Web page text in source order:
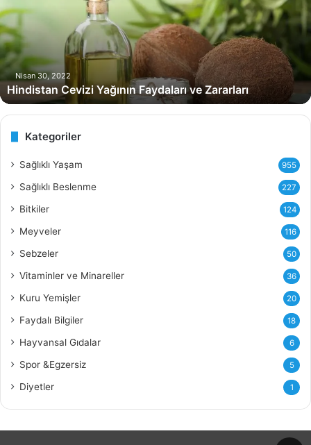
i
s
t
a
e
Nisan 30, 2022
Hindistan Cevizi Yağının Faydaları ve Zararları
Kategoriler
Sağlıklı Yaşam 955
Sağlıklı Beslenme 227
Bitkiler 124
Meyveler 116
Sebzeler 50
Vitaminler ve Minareller 36
Kuru Yemişler 20
Faydalı Bilgiler 18
Hayvansal Gıdalar 6
Spor &Egzersiz 5
Diyetler 1